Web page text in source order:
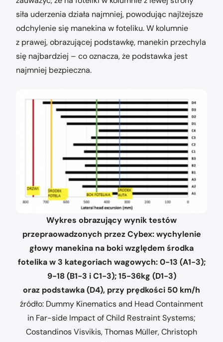
siła uderzenia działa najmniej, powodując najlżejsze
odchylenie się manekina w foteliku. W kolumnie
z prawej, obrazującej podstawkę, manekin przechyla
się najbardziej – co oznacza, że podstawka jest
najmniej bezpieczna.
Wykres obrazujący wynik testów
przepraowadzonych przez Cybex: wychylenie
głowy manekina na boki względem środka
fotelika w 3 kategoriach wagowych: 0-13 (A1-3);
9-18 (B1-3 i C1-3); 15-36kg (D1-3)
oraz podstawka (D4), przy prędkości 50 km/h
źródło: Dummy Kinematics and Head Containment
in Far-side Impact of Child Restraint Systems;
Costandinos Visvikis, Thomas Müller, Christoph